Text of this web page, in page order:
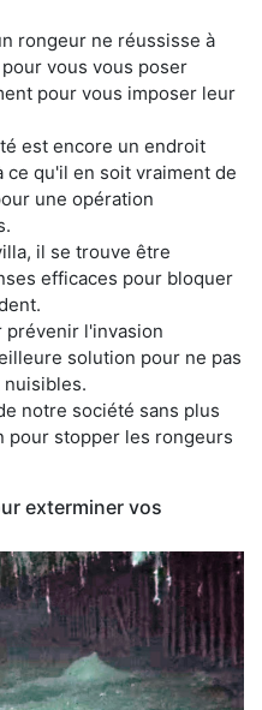
rongeur ne réussisse à
vous vous poser
pour vous imposer leur
est encore un endroit
ce qu'il en soit vraiment de
une opération
il se trouve être
efficaces pour bloquer
prévenir l'invasion
solution pour ne pas
nuisibles.
notre société sans plus
pour stopper les rongeurs
exterminer vos